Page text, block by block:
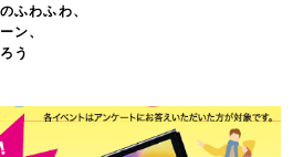
ふわふわ、
ン、
う